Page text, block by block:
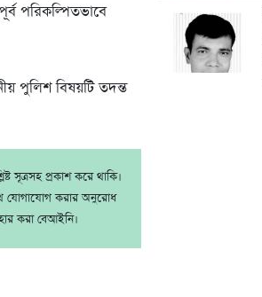
পরিকল্পিতভাবে
পুলিশ বিষয়টি তদন্ত
সূত্রসহ প্রকাশ করে থাকি।
যোগাযোগ করার অনুরোধ
করা বেআইনি।